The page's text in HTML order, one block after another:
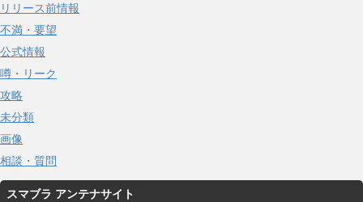
リリース前情報
不満・要望
公式情報
噂・リーク
攻略
未分類
画像
相談・質問
スマブラ アンテナサイト